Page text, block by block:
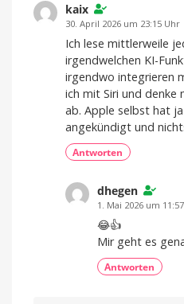
kaix
30. April 2026 um 23:15 Uhr
Ich lese mittlerweile
irgendwelchen KI-
irgendwo integrieren
ich mit Siri und denke
ab. Apple selbst hat
angekündigt und
Antworten
dhegen
1. Mai 2026 um
😂👍
Mir geht es
Antworten